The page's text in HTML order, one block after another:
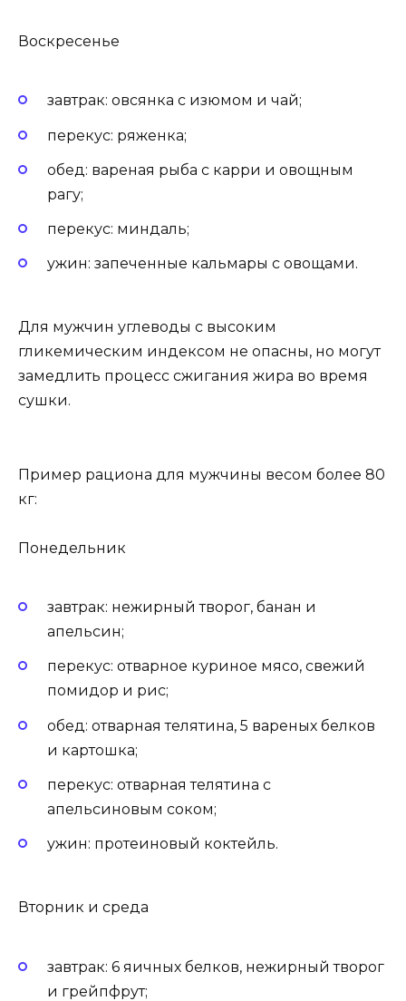
Воскресенье
завтрак: овсянка с изюмом и чай;
перекус: ряженка;
обед: вареная рыба с карри и овощным
рагу;
перекус: миндаль;
ужин: запеченные кальмары с овощами.
Для мужчин углеводы с высоким
гликемическим индексом не опасны, но могут
замедлить процесс сжигания жира во время
сушки.
Пример рациона для мужчины весом более 80
кг:
Понедельник
завтрак: нежирный творог, банан и
апельсин;
перекус: отварное куриное мясо, свежий
помидор и рис;
обед: отварная телятина, 5 вареных белков
и картошка;
перекус: отварная телятина с
апельсиновым соком;
ужин: протеиновый коктейль.
Вторник и среда
завтрак: 6 яичных белков, нежирный творог
и грейпфрут;